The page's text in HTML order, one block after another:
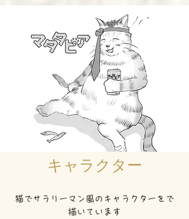
キャラクター
猫でサラリーマン風のキャラクターをで
描いています